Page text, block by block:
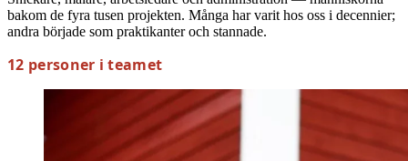
bakom de fyra tusen projekten. Många har varit hos oss i decennier;
andra började som praktikanter och stannade.
12 personer i teamet